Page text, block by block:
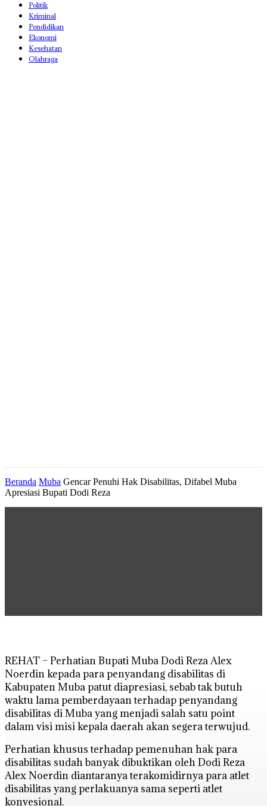
Politik
Kriminal
Pendidikan
Ekonomi
Kesehatan
Olahraga
Beranda Muba Gencar Penuhi Hak Disabilitas, Difabel Muba
Apresiasi Bupati Dodi Reza
REHAT – Perhatian Bupati Muba Dodi Reza Alex
Noerdin kepada para penyandang disabilitas di
Kabupaten Muba patut diapresiasi, sebab tak butuh
waktu lama pemberdayaan terhadap penyandang
disabilitas di Muba yang menjadi salah satu point
dalam visi misi kepala daerah akan segera terwujud.
Perhatian khusus terhadap pemenuhan hak para
disabilitas sudah banyak dibuktikan oleh Dodi Reza
Alex Noerdin diantaranya terakomidirnya para atlet
disabilitas yang perlakuanya sama seperti atlet
konvesional.